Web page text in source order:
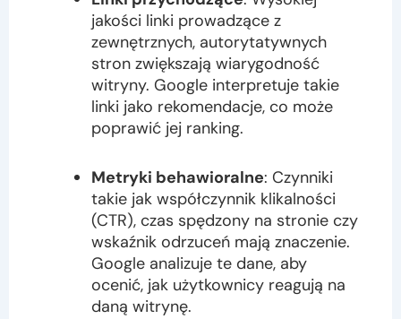
jakości linki prowadzące z
zewnętrznych, autorytatywnych
stron zwiększają wiarygodność
witryny. Google interpretuje takie
linki jako rekomendacje, co może
poprawić jej ranking.
Metryki behawioralne: Czynniki
takie jak współczynnik klikalności
(CTR), czas spędzony na stronie czy
wskaźnik odrzuceń mają znaczenie.
Google analizuje te dane, aby
ocenić, jak użytkownicy reagują na
daną witrynę.